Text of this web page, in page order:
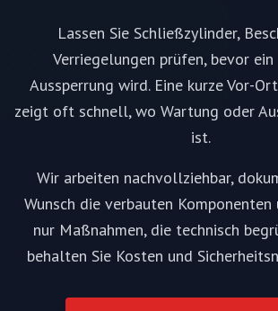
Lassen Sie Schließzylinder,
Verriegelungen prüfen, bevor
Aussperrung wird. Eine kurze Vor-
zeigt oft schnell, wo Wartung oder
ist.
Wir arbeiten nachvollziehbar,
Wunsch die verbauten
nur Maßnahmen, die technisch
behalten Sie Kosten und